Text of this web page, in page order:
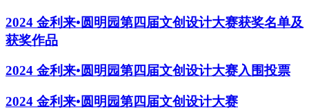
2024 金利来•圆明园第四届文创设计大赛获奖名单及
获奖作品
2024 金利来•圆明园第四届文创设计大赛入围投票
2024 金利来•圆明园第四届文创设计大赛